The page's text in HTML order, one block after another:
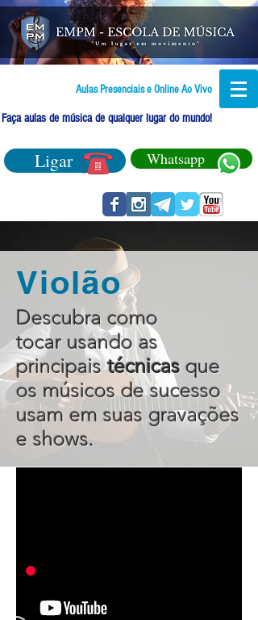
Aulas Presenciais e Online Ao Vivo
Faça aulas de música de qualquer lugar do mundo!
Ligar Whatsapp
Violão
Descubra como
tocar usando as
principaistécnicas que
os músicos de sucesso
usam em suas gravações
e shows.